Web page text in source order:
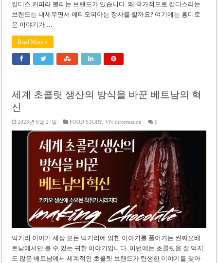
칼디스 커피라 불리는 브랜드가 있습니다. 왜 국가적으로 칼디스라는
브랜드는 내세우면서 에티오피아는 장사를 할까요? 여기에는 흥미로
운 이야기가 …
Read More »
세계 초콜릿 생산의 방식을 바꾼 베트남의 혁
신
2023년 6월 27일 FOOD STORY,VN Information 0
먹거리 이야기 세상 모든 먹거리에 얽힌 이야기를 풀어가는 씬짜오베
트남에서만 볼 수 있는 귀한 이야기입니다. 이번에는 초콜릿을 잘 먹지
도 않은 베트남에서 세계적인 초콜릿 브랜드가 탄생한 이야기를 찾아